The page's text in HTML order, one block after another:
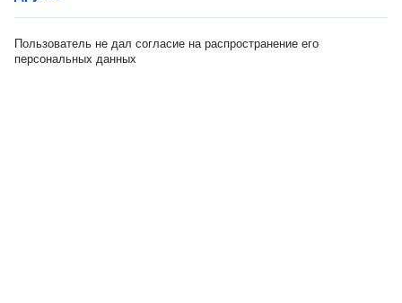
Пользователь не дал согласие на распространение его
персональных данных